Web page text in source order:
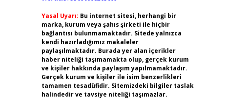
Yasal Uyarı: Bu internet sitesi, herhangi bir
marka, kurum veya şahıs şirketi ile hiçbir
bağlantısı bulunmamaktadır. Sitede yalnızca
kendi hazırladığımız makaleler
paylaşılmaktadır. Burada yer alan içerikler
haber niteliği taşımamakta olup, gerçek kurum
ve kişiler hakkında paylaşım yapılmamaktadır.
Gerçek kurum ve kişiler ile isim benzerlikleri
tamamen tesadüfidir. Sitemizdeki bilgiler taslak
halindedir ve tavsiye niteliği taşımazlar.